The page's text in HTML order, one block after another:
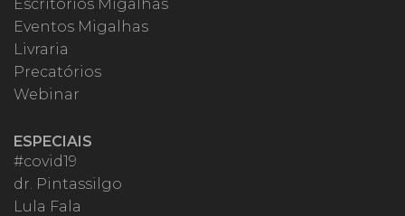
Escritórios Migalhas
Eventos Migalhas
Livraria
Precatórios
Webinar
ESPECIAIS
#covid19
dr. Pintassilgo
Lula Fala